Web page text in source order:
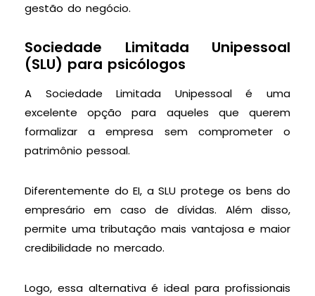
gestão do negócio.
Sociedade Limitada Unipessoal
(SLU) para psicólogos
A Sociedade Limitada Unipessoal é uma
excelente opção para aqueles que querem
formalizar a empresa sem comprometer o
patrimônio pessoal.
Diferentemente do EI, a SLU protege os bens do
empresário em caso de dívidas. Além disso,
permite uma tributação mais vantajosa e maior
credibilidade no mercado.
Logo, essa alternativa é ideal para profissionais